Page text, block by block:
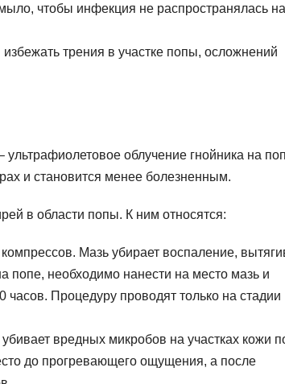
чтобы инфекция не распространялась на
трения в участке попы, осложнений
облучение гнойника на
и становится менее болезненным.
в области попы. К ним относятся:
Мазь убирает воспаление,
попе, необходимо нанести на место мазь и
Процедуру проводят только на стадии
вредных микробов на участках кожи
до прогревающего ощущения, а после